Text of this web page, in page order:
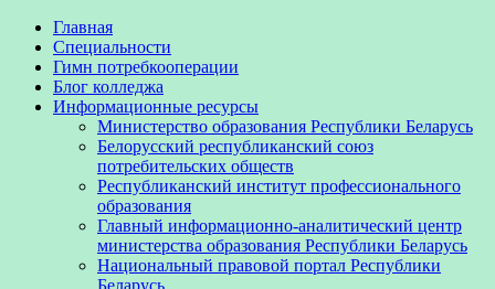
Главная
Специальности
Гимн потребкооперации
Блог колледжа
Информационные ресурсы
Министерство образования Республики Беларусь
Белорусский республиканский союз
потребительских обществ
Республиканский институт профессионального
образования
Главный информационно-аналитический центр
министерства образования Республики Беларусь
Национальный правовой портал Республики
Беларусь